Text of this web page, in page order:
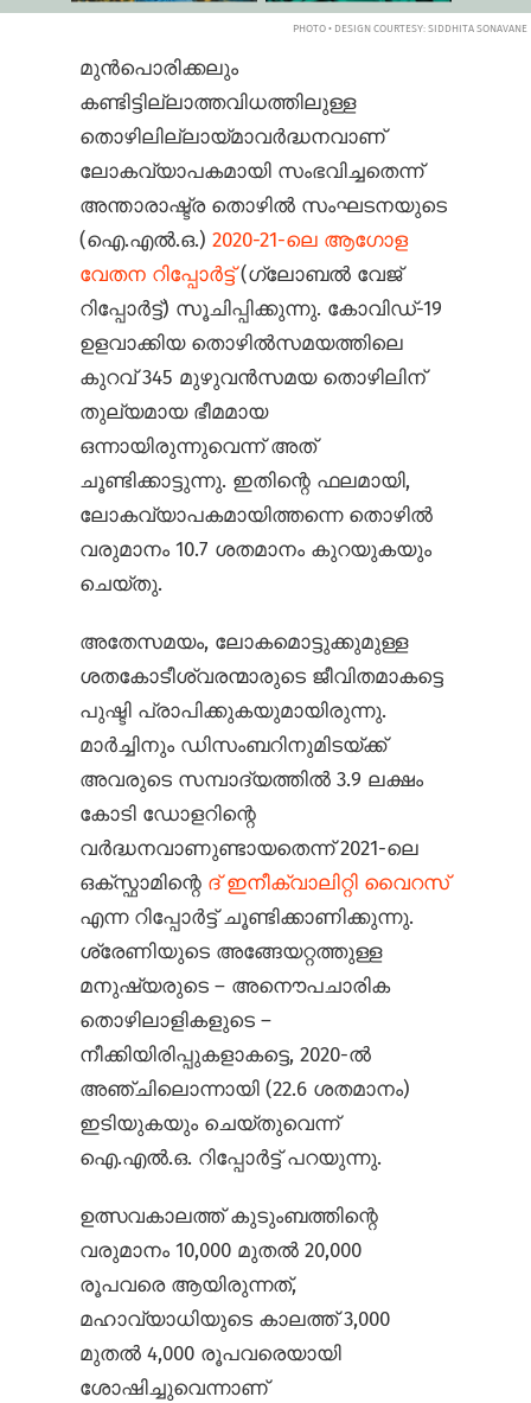
PHOTO • DESIGN COURTESY: SIDDHITA SONAVANE
മുൻപൊരിക്കലും
കണ്ടിട്ടില്ലാത്തവിധത്തിലുള്ള
തൊഴിലില്ലായ്മാവർദ്ധനവാണ്
ലോകവ്യാപകമായി സംഭവിച്ചതെന്ന്
അന്താരാഷ്ട്ര തൊഴിൽ സംഘടനയുടെ
(ഐ.എൽ.ഒ.)2020-21-ലെ ആഗോള
വേതന റിപ്പോർട്ട്(ഗ്ലോബൽ വേജ്
റിപ്പോർട്ട്) സൂചിപ്പിക്കുന്നു. കോവിഡ്-19
ഉളവാക്കിയ തൊഴിൽ‌സമയത്തിലെ
കുറവ് 345 മുഴുവൻസമയ തൊഴിലിന്
തുല്യമായ ഭീമമായ
ഒന്നായിരുന്നുവെന്ന് അത്
ചൂണ്ടിക്കാട്ടുന്നു. ഇതിന്റെ ഫലമായി,
ലോകവ്യാപകമായിത്തന്നെ തൊഴിൽ
വരുമാനം 10.7 ശതമാനം കുറയുകയും
ചെയ്തു.
അതേസമയം, ലോകമൊട്ടുക്കുമുള്ള
ശതകോടീശ്വരന്മാരുടെ ജീവിതമാകട്ടെ
പുഷ്ടി പ്രാപിക്കുകയുമായിരുന്നു.
മാർച്ചിനും ഡിസംബറിനുമിടയ്ക്ക്
അവരുടെ സമ്പാദ്യത്തിൽ 3.9 ലക്ഷം
കോടി ഡോളറിന്റെ
വർദ്ധനവാണുണ്ടായതെന്ന് 2021-ലെ
ഒക്സ്ഫാമിന്റെ ദ് ഇനീക്വാലിറ്റി വൈറസ്
എന്ന റിപ്പോർട്ട് ചൂണ്ടിക്കാണിക്കുന്നു.
ശ്രേണിയുടെ അങ്ങേയറ്റത്തുള്ള
മനുഷ്യരുടെ – അനൌപചാരിക
തൊഴിലാളികളുടെ –
നീക്കിയിരിപ്പുകളാകട്ടെ, 2020-ൽ
അഞ്ചിലൊന്നായി (22.6 ശതമാനം)
ഇടിയുകയും ചെയ്തുവെന്ന്
ഐ.എൽ.ഒ. റിപ്പോർട്ട് പറയുന്നു.
ഉത്സവകാലത്ത് കുടുംബത്തിന്റെ
വരുമാനം 10,000 മുതൽ 20,000
രൂപവരെ ആയിരുന്നത്,
മഹാവ്യാധിയുടെ കാലത്ത് 3,000
മുതൽ 4,000 രൂപവരെയായി
ശോഷിച്ചുവെന്നാണ്